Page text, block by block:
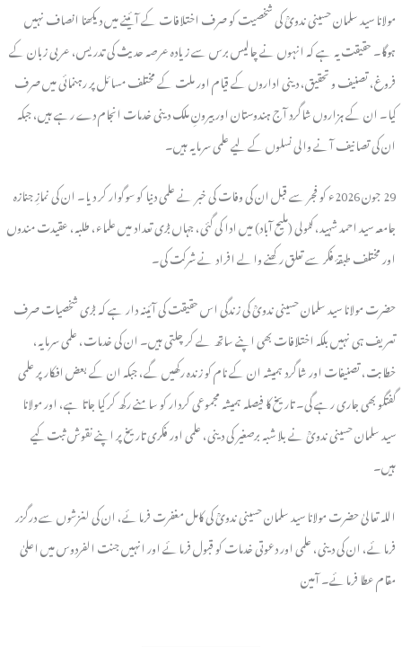
مولانا سید سلمان حسینی ندویؒ کی شخصیت کو صرف اختلافات کے آئینے میں دیکھنا انصاف نہیں
ہوگا۔ حقیقت یہ ہے کہ انہوں نے چالیس برس سے زیادہ عرصہ حدیث کی تدریس، عربی زبان کے
فروغ، تصنیف و تحقیق، دینی اداروں کے قیام اور ملت کے مختلف مسائل پر رہنمائی میں صرف
کیا۔ ان کے ہزاروں شاگرد آج ہندوستان اور بیرونِ ملک دینی خدمات انجام دے رہے ہیں، جبکہ
ان کی تصانیف آنے والی نسلوں کے لیے علمی سرمایہ ہیں۔
29 جون 2026ء کو فجر سے قبل ان کی وفات کی خبر نے علمی دنیا کو سوگوار کر دیا۔ ان کی نمازِ جنازہ
جامعہ سید احمد شہید، کٹولی (ملیح آباد) میں ادا کی گئی، جہاں بڑی تعداد میں علماء، طلبہ، عقیدت مندوں
اور مختلف طبقۂ فکر سے تعلق رکھنے والے افراد نے شرکت کی۔
حضرت مولانا سید سلمان حسینی ندویؒ کی زندگی اس حقیقت کی آئینہ دار ہے کہ بڑی شخصیات صرف
تعریف ہی نہیں بلکہ اختلافات بھی اپنے ساتھ لے کر چلتی ہیں۔ ان کی خدمات، علمی سرمایہ،
خطابت، تصنیفات اور شاگرد ہمیشہ ان کے نام کو زندہ رکھیں گے، جبکہ ان کے بعض افکار پر علمی
گفتگو بھی جاری رہے گی۔ تاریخ کا فیصلہ ہمیشہ مجموعی کردار کو سامنے رکھ کر کیا جاتا ہے، اور مولانا
سید سلمان حسینی ندویؒ نے بلا شبہ برصغیر کی دینی، علمی اور فکری تاریخ پر اپنے نقوش ثبت کیے
ہیں۔
اللہ تعالیٰ حضرت مولانا سید سلمان حسینی ندویؒ کی کامل مغفرت فرمائے، ان کی لغزشوں سے درگزر
فرمائے، ان کی دینی، علمی اور دعوتی خدمات کو قبول فرمائے اور انہیں جنت الفردوس میں اعلیٰ
مقام عطا فرمائے۔ آمین